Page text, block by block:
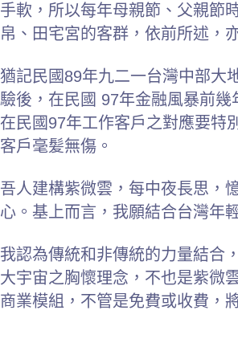
手軟，所以每年母親節、父親節
帛、田宅宮的客群，依前所述，
猶記民國89年九二一台灣中部大
驗後，在民國 97年金融風暴前
在民國97年工作客戶之對應要特
客戶毫髪無傷。
吾人建構紫微雲，每中夜長思，
心。基上而言，我願結合台灣年
我認為傳統和非傳統的力量結合
大宇宙之胸懷理念，不也是紫微
商業模組，不管是免費或收費，